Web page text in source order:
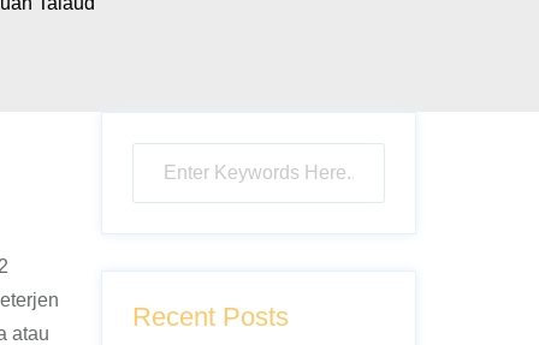
atau
Recent Posts